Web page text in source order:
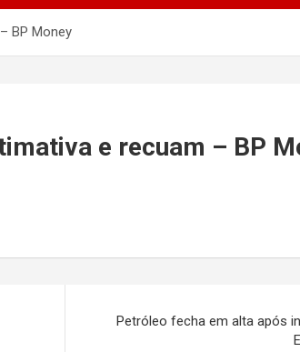
BP Money
e recuam – BP
Petróleo fecha em alta após